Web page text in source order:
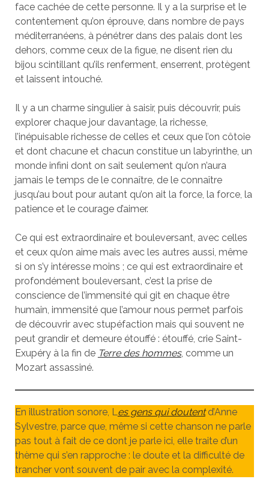
face cachée de cette personne. Il y a la surprise et le
contentement qu’on éprouve, dans nombre de pays
méditerranéens, à pénétrer dans des palais dont les
dehors, comme ceux de la figue, ne disent rien du
bijou scintillant qu’ils renferment, enserrent, protègent
et laissent intouché.
Il y a un charme singulier à saisir, puis découvrir, puis
explorer chaque jour davantage, la richesse,
l’inépuisable richesse de celles et ceux que l’on côtoie
et dont chacune et chacun constitue un labyrinthe, un
monde infini dont on sait seulement qu’on n’aura
jamais le temps de le connaître, de le connaître
jusqu’au bout pour autant qu’on ait la force, la force, la
patience et le courage d’aimer.
Ce qui est extraordinaire et bouleversant, avec celles
et ceux qu’on aime mais avec les autres aussi, même
si on s’y intéresse moins ; ce qui est extraordinaire et
profondément bouleversant, c’est la prise de
conscience de l’immensité qui git en chaque être
humain, immensité que l’amour nous permet parfois
de découvrir avec stupéfaction mais qui souvent ne
peut grandir et demeure étouffé : étouffé, crie Saint-
Exupéry à la fin de Terre des hommes, comme un
Mozart assassiné.
En illustration sonore, L es gens qui doutentd’Anne
Sylvestre, parce que, même si cette chanson ne parle
pas tout à fait de ce dont je parle ici, elle traite d’un
thème qui s’en rapproche : le doute et la difficulté de
trancher vont souvent de pair avec la complexité.